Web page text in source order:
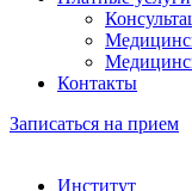
Контакты
Записаться на прием
Институт